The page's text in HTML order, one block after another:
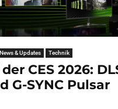
News & Updates Technik
CES 2026:
G-SYNC Pulsar